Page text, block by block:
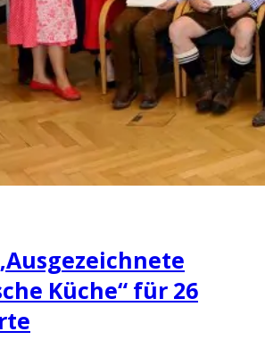
Küche“ für 26